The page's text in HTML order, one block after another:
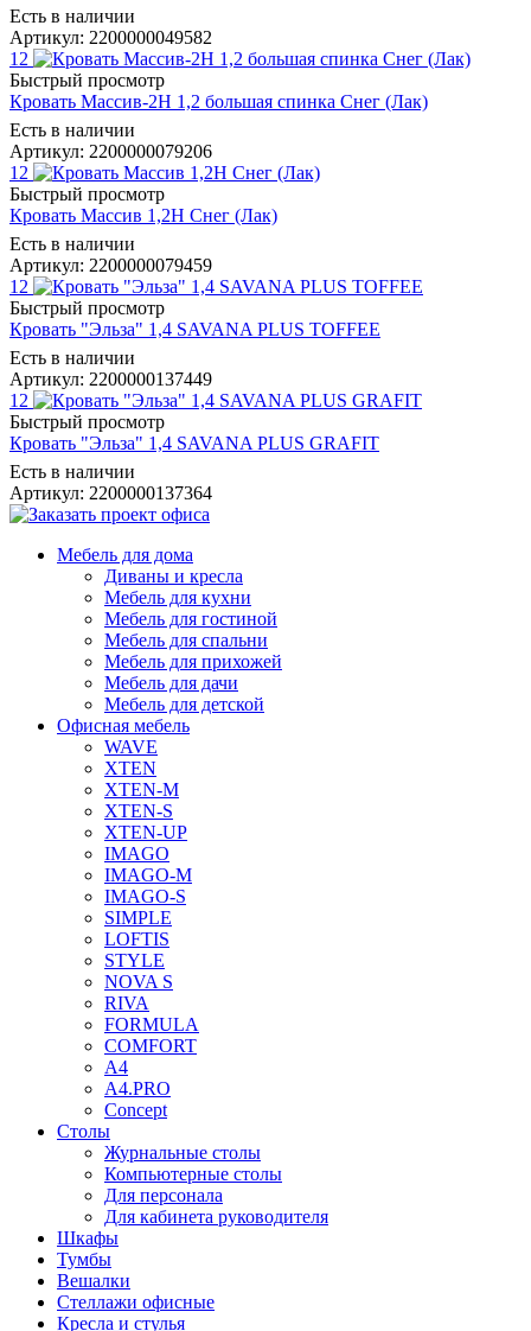
Есть в наличии
Артикул: 2200000049582
12
Быстрый просмотр
Кровать Массив-2Н 1,2 большая спинка Снег (Лак)
Есть в наличии
Артикул: 2200000079206
12
Быстрый просмотр
Кровать Массив 1,2Н Снег (Лак)
Есть в наличии
Артикул: 2200000079459
12
Быстрый просмотр
Кровать "Эльза" 1,4 SAVANA PLUS TOFFEE
Есть в наличии
Артикул: 2200000137449
12
Быстрый просмотр
Кровать "Эльза" 1,4 SAVANA PLUS GRAFIT
Есть в наличии
Артикул: 2200000137364
Мебель для дома
Диваны и кресла
Мебель для кухни
Мебель для гостиной
Мебель для спальни
Мебель для прихожей
Мебель для дачи
Мебель для детской
Офисная мебель
WAVE
XTEN
XTEN-M
XTEN-S
XTEN-UP
IMAGO
IMAGO-M
IMAGO-S
SIMPLE
LOFTIS
STYLE
NOVA S
RIVA
FORMULA
COMFORT
A4
A4.PRO
Concept
Столы
Журнальные столы
Компьютерные столы
Для персонала
Для кабинета руководителя
Шкафы
Тумбы
Вешалки
Стеллажи офисные
Кресла и стулья